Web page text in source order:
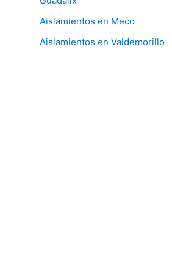
Aislamientos en Meco
Aislamientos en Valdemorillo